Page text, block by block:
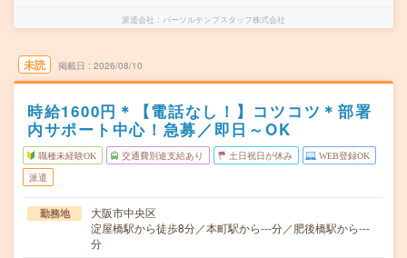
派遣会社 パーソルテンプスタッフ株式会社
未読 掲載日 2026/08/10
時給1600円＊【電話なし！】コツコツ＊部署
内サポート中心！急募／即日～OK
職種未経験OK 交通費別途支給あり 土日祝日が休み WEB登録OK
派遣
勤務地
大阪市中央区
淀屋橋駅から徒歩8分／本町駅から---分／肥後橋駅から---
分